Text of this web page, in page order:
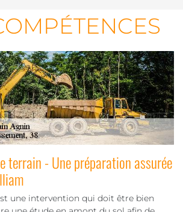
terrain - Une préparation assurée
une intervention qui doit être bien